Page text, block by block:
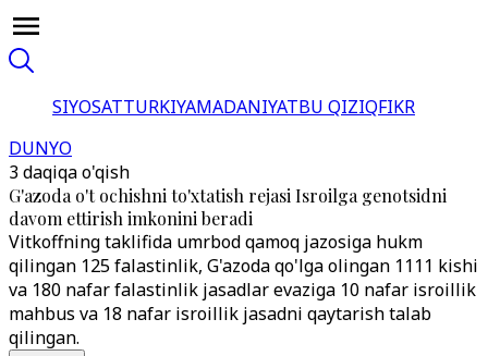
SIYOSATTURKIYAMADANIYATBU QIZIQFIKR
DUNYO
3 daqiqa o'qish
G'azoda o't ochishni to'xtatish rejasi Isroilga genotsidni
davom ettirish imkonini beradi
Vitkoffning taklifida umrbod qamoq jazosiga hukm
qilingan 125 falastinlik, G'azoda qo'lga olingan 1111 kishi
va 180 nafar falastinlik jasadlar evaziga 10 nafar isroillik
mahbus va 18 nafar isroillik jasadni qaytarish talab
qilingan.